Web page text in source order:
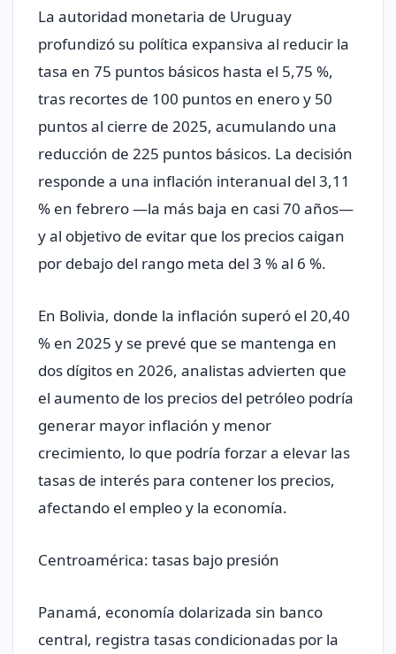
La autoridad monetaria de Uruguay
profundizó su política expansiva al reducir la
tasa en 75 puntos básicos hasta el 5,75 %,
tras recortes de 100 puntos en enero y 50
puntos al cierre de 2025, acumulando una
reducción de 225 puntos básicos. La decisión
responde a una inflación interanual del 3,11
% en febrero —la más baja en casi 70 años—
y al objetivo de evitar que los precios caigan
por debajo del rango meta del 3 % al 6 %.
En Bolivia, donde la inflación superó el 20,40
% en 2025 y se prevé que se mantenga en
dos dígitos en 2026, analistas advierten que
el aumento de los precios del petróleo podría
generar mayor inflación y menor
crecimiento, lo que podría forzar a elevar las
tasas de interés para contener los precios,
afectando el empleo y la economía.
Centroamérica: tasas bajo presión
Panamá, economía dolarizada sin banco
central, registra tasas condicionadas por la